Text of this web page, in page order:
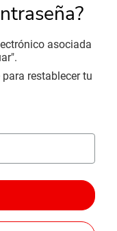
asociada
restablecer tu